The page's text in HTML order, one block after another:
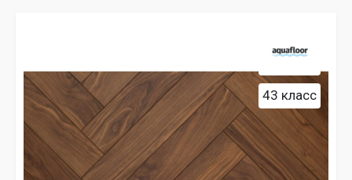
43 класс